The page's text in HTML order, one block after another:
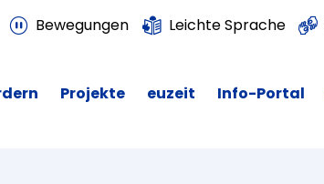
Bewegungen Leichte Sprache
Projekte euzeit Info-Portal